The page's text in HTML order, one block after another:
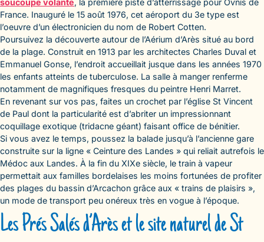
soucoupe volante, la première piste d’atterrissage pour Ovnis de
France. Inauguré le 15 août 1976, cet aéroport du 3e type est
l’oeuvre d’un électronicien du nom de Robert Cotten.
Poursuivez la découverte autour de l’Aérium d’Arès situé au bord
de la plage. Construit en 1913 par les architectes Charles Duval et
Emmanuel Gonse, l’endroit accueillait jusque dans les années 1970
les enfants atteints de tuberculose. La salle à manger renferme
notamment de magnifiques fresques du peintre Henri Marret.
En revenant sur vos pas, faites un crochet par l’église St Vincent
de Paul dont la particularité est d’abriter un impressionnant
coquillage exotique (tridacne géant) faisant office de bénitier.
Si vous avez le temps, poussez la balade jusqu’à l’ancienne gare
construite sur la ligne « Ceinture des Landes » qui reliait autrefois le
Médoc aux Landes. À la fin du XIXe siècle, le train à vapeur
permettait aux familles bordelaises les moins fortunées de profiter
des plages du bassin d’Arcachon grâce aux « trains de plaisirs »,
un mode de transport peu onéreux très en vogue à l’époque.
Les Prés Salés d’Arès et le site naturel de St